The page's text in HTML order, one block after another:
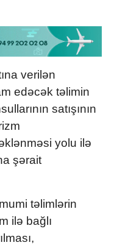
verilən
edəcək təlimin
satışının
yolu ilə
şərait
təlimlərin
ilə bağlı